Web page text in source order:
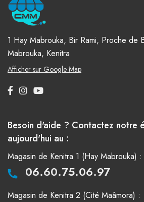
1 Hay Mabrouka, Bir Rami, Proche de
Mabrouka, Kenitra
Afficher sur Google Map
Besoin d'aide ? Contactez notre
aujourd'hui au :
Magasin de Kenitra 1 (Hay Mabrouka) :
06.60.75.06.97
Magasin de Kenitra 2 (Cité Maâmora) :